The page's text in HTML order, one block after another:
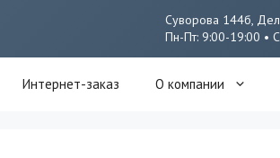
Суворова 144б,
Пн-Пт: 9:00-19:00 •
Интернет-заказ О компании